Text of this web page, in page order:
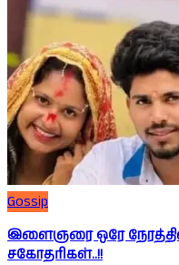
Gossip
இளைஞரை ஒரே
சகோதரிகள்..!!